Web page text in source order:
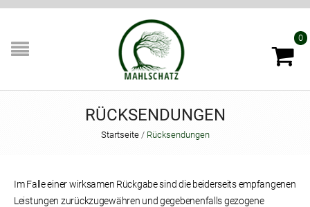
0
RÜCKSENDUNGEN
Startseite / Rücksendungen
Im Falle einer wirksamen Rückgabe sind die beiderseits empfangenen
Leistungen zurückzugewähren und gegebenenfalls gezogene